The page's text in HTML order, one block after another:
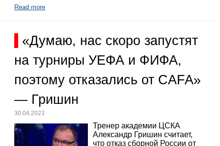
Read more
«Думаю, нас скоро запустят
на турниры УЕФА и ФИФА,
поэтому отказались от CAFA»
— Гришин
30.04.2023
Тренер академии ЦСКА
Александр Гришин считает,
что отказ сборной России от